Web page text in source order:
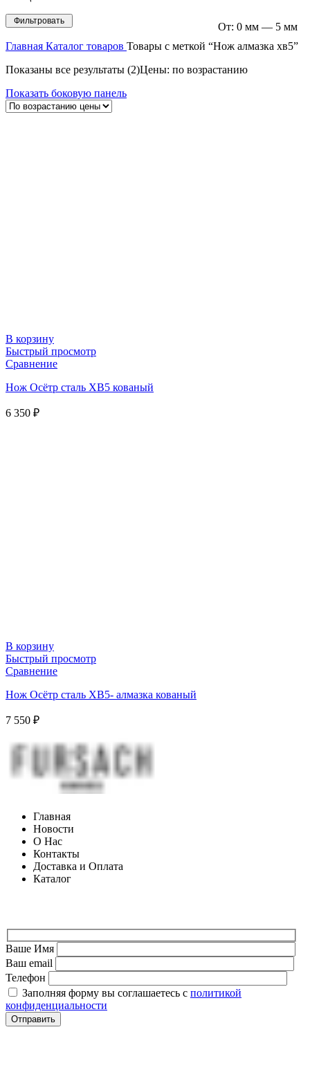
Фильтровать От: 0 мм — 5 мм
Главная Каталог товаров Товары с меткой “Нож алмазка хв5”
Показаны все результаты (2)Цены: по возрастанию
Показать боковую панель
В корзину
Быстрый просмотр
Сравнение
Нож Осётр сталь ХВ5 кованый
6 350 ₽
В корзину
Быстрый просмотр
Сравнение
Нож Осётр сталь ХВ5- алмазка кованый
7 550 ₽
Главная
Новости
О Нас
Контакты
Доставка и Оплата
Каталог
Ваше Имя
Ваш email
Телефон
Заполняя форму вы соглашаетесь с политикой
конфиденциальности